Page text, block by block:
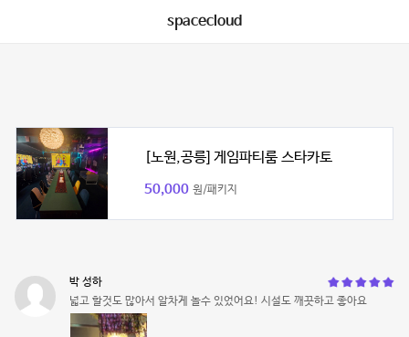
spacecloud
[노원,공릉] 게임파티룸 스타카토
50,000 원/패키지
박 성하
넓고 할것도 많아서 알차게 놀수 있었어요! 시설도 깨끗하고 좋아요